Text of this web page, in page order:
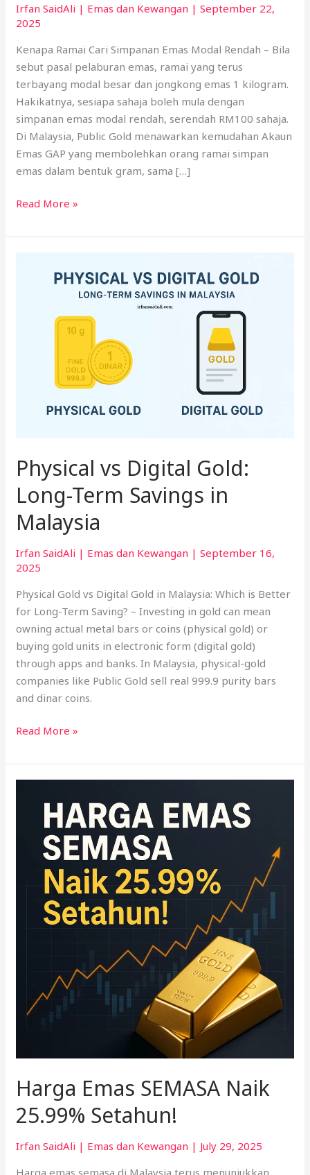
Irfan SaidAli | Emas dan Kewangan |September 22,
2025
Kenapa Ramai Cari Simpanan Emas Modal Rendah – Bila
sebut pasal pelaburan emas, ramai yang terus
terbayang modal besar dan jongkong emas 1 kilogram.
Hakikatnya, sesiapa sahaja boleh mula dengan
simpanan emas modal rendah, serendah RM100 sahaja.
Di Malaysia, Public Gold menawarkan kemudahan Akaun
Emas GAP yang membolehkan orang ramai simpan
emas dalam bentuk gram, sama […]
Read More »
Physical vs Digital Gold:
Long-Term Savings in
Malaysia
Irfan SaidAli | Emas dan Kewangan |September 16,
2025
Physical Gold vs Digital Gold in Malaysia: Which is Better
for Long-Term Saving? – Investing in gold can mean
owning actual metal bars or coins (physical gold) or
buying gold units in electronic form (digital gold)
through apps and banks. In Malaysia, physical-gold
companies like Public Gold sell real 999.9 purity bars
and dinar coins.
Read More »
Harga Emas SEMASA Naik
25.99% Setahun!
Irfan SaidAli | Emas dan Kewangan | July 29, 2025
Harga emas semasa di Malaysia terus menunjukkan
SEMASA
25.99%
Setahun!